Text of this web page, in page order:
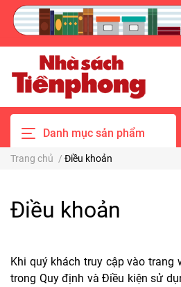
Danh mục sản phẩm
Trang chủ / Điều khoản
Điều khoản
Khi quý khách truy cập vào trang
trong Quy định và Điều kiện sử